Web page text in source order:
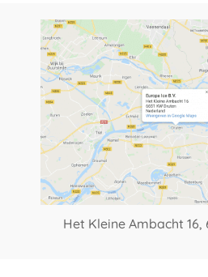
Het Kleine Ambacht 16,